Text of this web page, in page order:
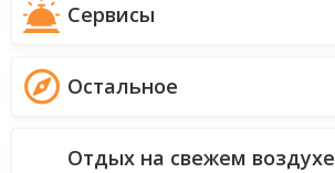
Сервисы
Остальное
Отдых на свежем воздухе